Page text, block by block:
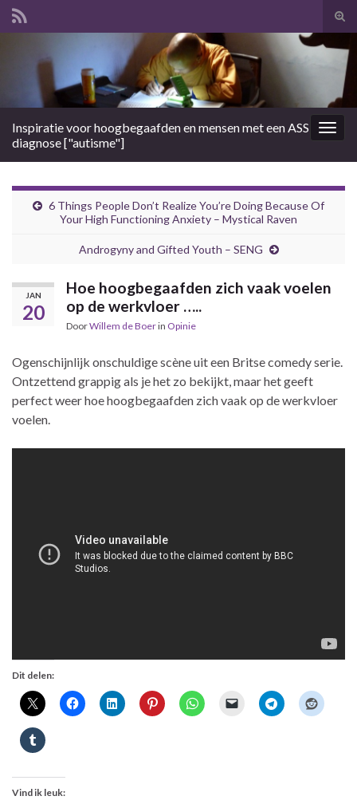
Search for:
Inspiratie voor hoogbegaafden en mensen met een ASS
diagnose ["autisme"]
6 Things People Don’t Realize You’re Doing Because Of
Your High Functioning Anxiety – Mystical Raven
Androgyny and Gifted Youth – SENG
JAN
20
Hoe hoogbegaafden zich vaak voelen
op de werkvloer …..
DoorWillem de Boerin Opinie
Ogenschijnlijk onschuldige scène uit een Britse comedy serie.
Ontzettend grappig als je het zo bekijkt, maar het geeft
perfect weer hoe hoogbegaafden zich vaak op de werkvloer
voelen.
Dit delen:
Vind ik leuk: